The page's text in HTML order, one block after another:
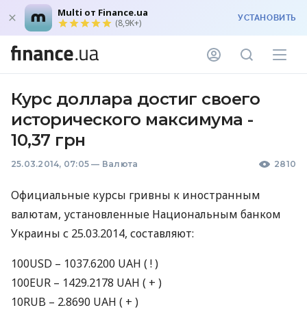
Multi от Finance.ua
(8,9K+) УСТАНОВИТЬ
Курс доллара достиг своего
исторического максимума -
10,37 грн
25.03.2014, 07:05 — Валюта 2810
Официальные курсы гривны к иностранным
валютам, установленные Национальным банком
Украины с 25.03.2014, составляют:
100USD – 1037.6200 UAH ( ! )
100EUR – 1429.2178 UAH ( + )
10RUB – 2.8690 UAH ( + )